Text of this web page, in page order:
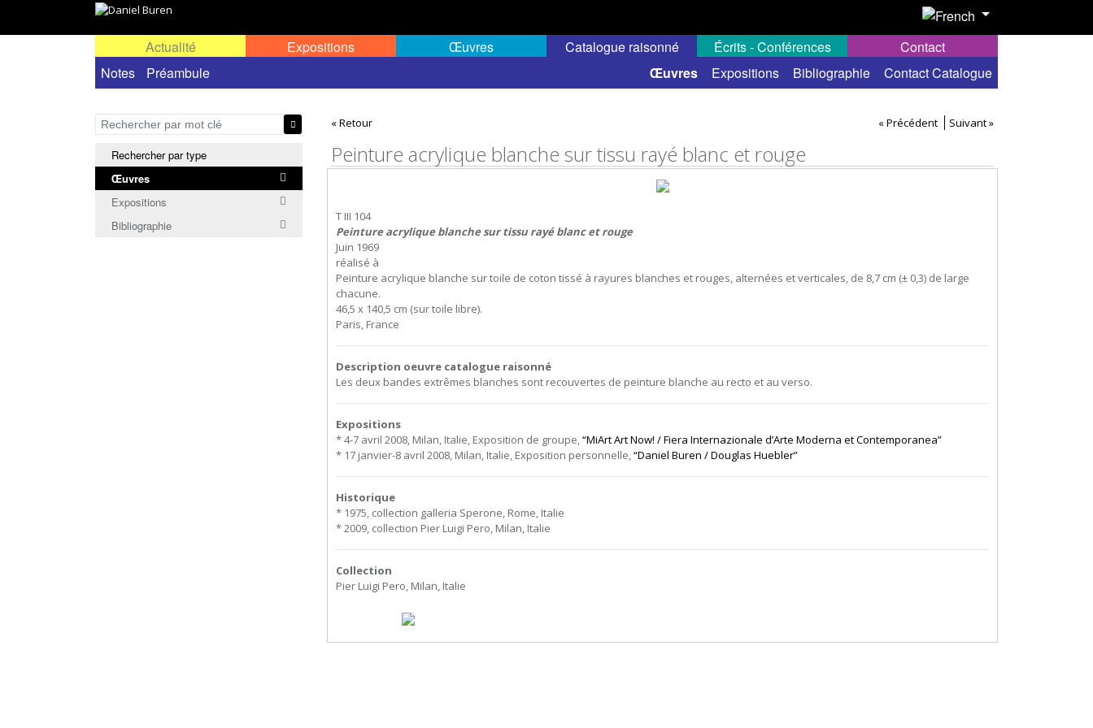
Actualité Expositions
Œuvres
Œuvres permanentes dans l'espace public ou semi-public
Catalogue raisonné
Notes
Préambule Œuvres Expositions Bibliographie Contact Catalogue
Écrits - Conférences Contact
Rechercher par type
Œuvres
Expositions
Bibliographie
« Retour « Précédent Suivant »
Peinture acrylique blanche sur tissu rayé blanc et rouge
T III 104
Peinture acrylique blanche sur tissu rayé blanc et rouge
Juin 1969
réalisé à
Peinture acrylique blanche sur toile de coton tissé à rayures blanches et rouges, alternées et verticales, de 8,7 cm (± 0,3) de large
chacune.
46,5 x 140,5 cm (sur toile libre).
Paris, France
Description oeuvre catalogue raisonné
Les deux bandes extrêmes blanches sont recouvertes de peinture blanche au recto et au verso.
Expositions
* 4-7 avril 2008, Milan, Italie, Exposition de groupe,“MiArt Art Now! / Fiera Internazionale d’Arte Moderna et Contemporanea”
* 17 janvier-8 avril 2008, Milan, Italie, Exposition personnelle,“Daniel Buren / Douglas Huebler”
Historique
* 1975, collection galleria Sperone, Rome, Italie
* 2009, collection Pier Luigi Pero, Milan, Italie
Collection
Pier Luigi Pero, Milan, Italie